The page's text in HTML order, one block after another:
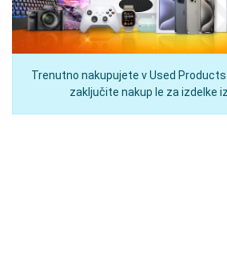
Trenutno nakupujete v Used
zaključite nakup le za izdelke